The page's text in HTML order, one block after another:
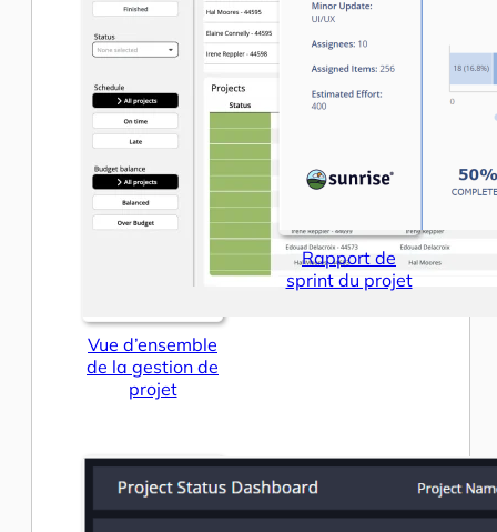
Vue d’ensemble
de la gestion de
projet
Rapport de
sprint du projet